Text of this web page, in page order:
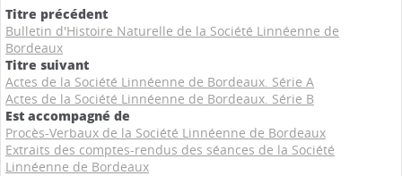
Titre précédent
Bulletin d'Histoire Naturelle de la Société Linnéenne de
Bordeaux
Titre suivant
Actes de la Société Linnéenne de Bordeaux. Série A
Actes de la Société Linnéenne de Bordeaux. Série B
Est accompagné de
Procès-Verbaux de la Société Linnéenne de Bordeaux
Extraits des comptes-rendus des séances de la Société
Linnéenne de Bordeaux